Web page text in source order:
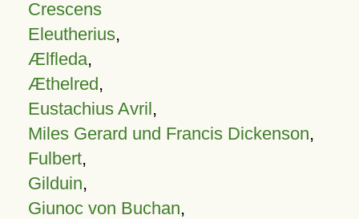
Crescens
Eleutherius,
Ælfleda,
Æthelred,
Eustachius Avril,
Miles Gerard und Francis Dickenson,
Fulbert,
Gilduin,
Giunoc von Buchan,